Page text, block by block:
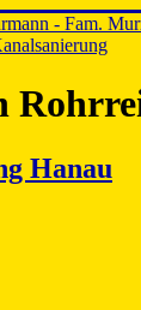
Hanau